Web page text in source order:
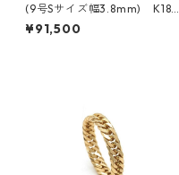
(9号Sサイズ幅3.8mm) K18
イエローゴールド 6面ダブル喜
平リング
¥91,500